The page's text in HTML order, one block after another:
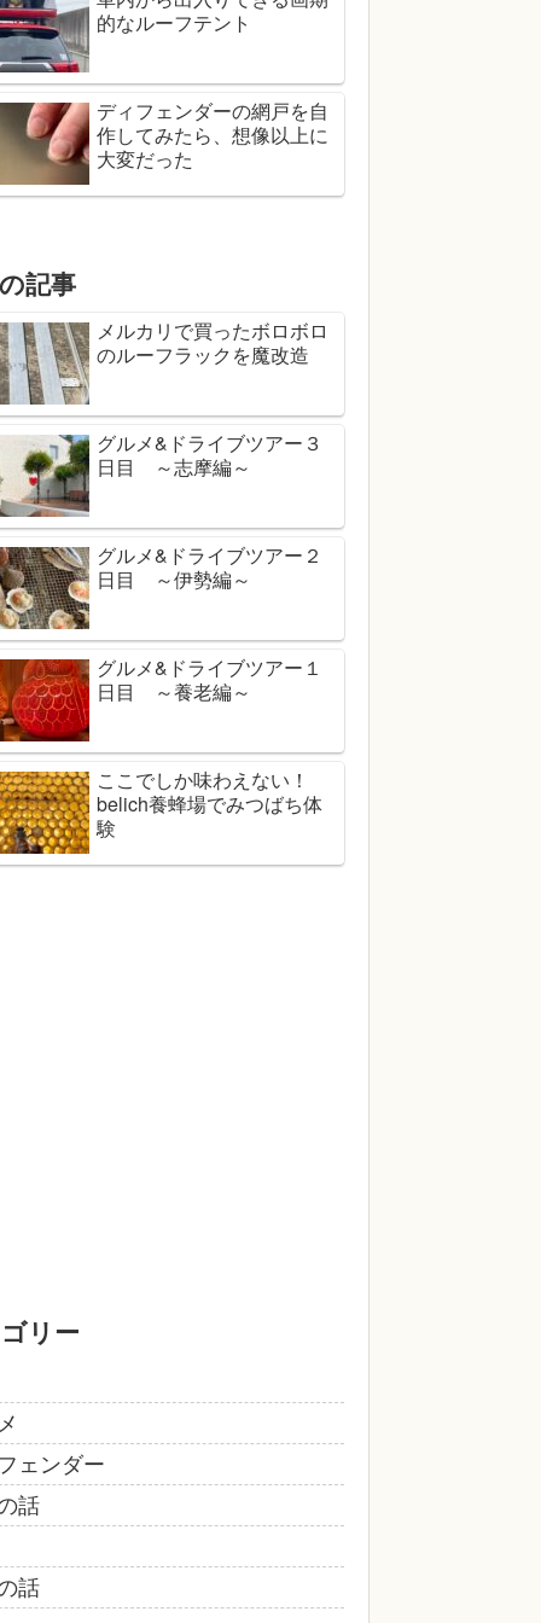
的なルーフテント
ディフェンダーの網戸を自
作してみたら、想像以上に
大変だった
記事
メルカリで買ったボロボロ
のルーフラックを魔改造
グルメ&ドライブツアー３
日目 ～志摩編～
グルメ&ドライブツアー２
日目 ～伊勢編～
グルメ&ドライブツアー１
日目 ～養老編～
ここでしか味わえない！
belich養蜂場でみつばち体
験
リー
ェンダー
話
話